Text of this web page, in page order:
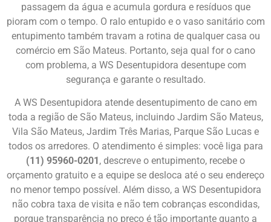
passagem da água e acumula gordura e resíduos que
pioram com o tempo. O ralo entupido e o vaso sanitário com
entupimento também travam a rotina de qualquer casa ou
comércio em São Mateus. Portanto, seja qual for o cano
com problema, a WS Desentupidora desentupe com
segurança e garante o resultado.
A WS Desentupidora atende desentupimento de cano em
toda a região de São Mateus, incluindo Jardim São Mateus,
Vila São Mateus, Jardim Três Marias, Parque São Lucas e
todos os arredores. O atendimento é simples: você liga para
(11) 95960-0201 , descreve o entupimento, recebe o
orçamento gratuito e a equipe se desloca até o seu endereço
no menor tempo possível. Além disso, a WS Desentupidora
não cobra taxa de visita e não tem cobranças escondidas,
porque transparência no preço é tão importante quanto a